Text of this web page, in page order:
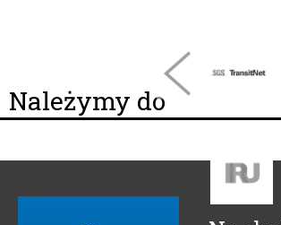
Należymy do